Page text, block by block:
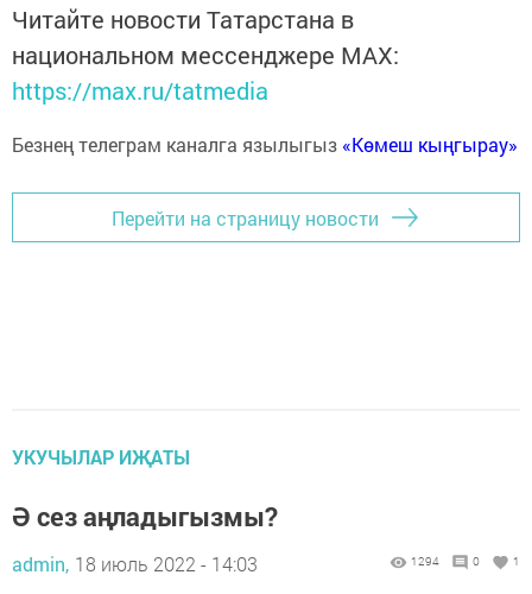
Читайте новости Татарстана в
национальном мессенджере MАХ:
https://max.ru/tatmedia
Безнең телеграм каналга язылыгыз «Көмеш кыңгырау»
Перейти на страницу новости
УКУЧЫЛАР ИҖАТЫ
Ә сез аңладыгызмы?
admin, 18 июль 2022 - 14:03 1294 0 1